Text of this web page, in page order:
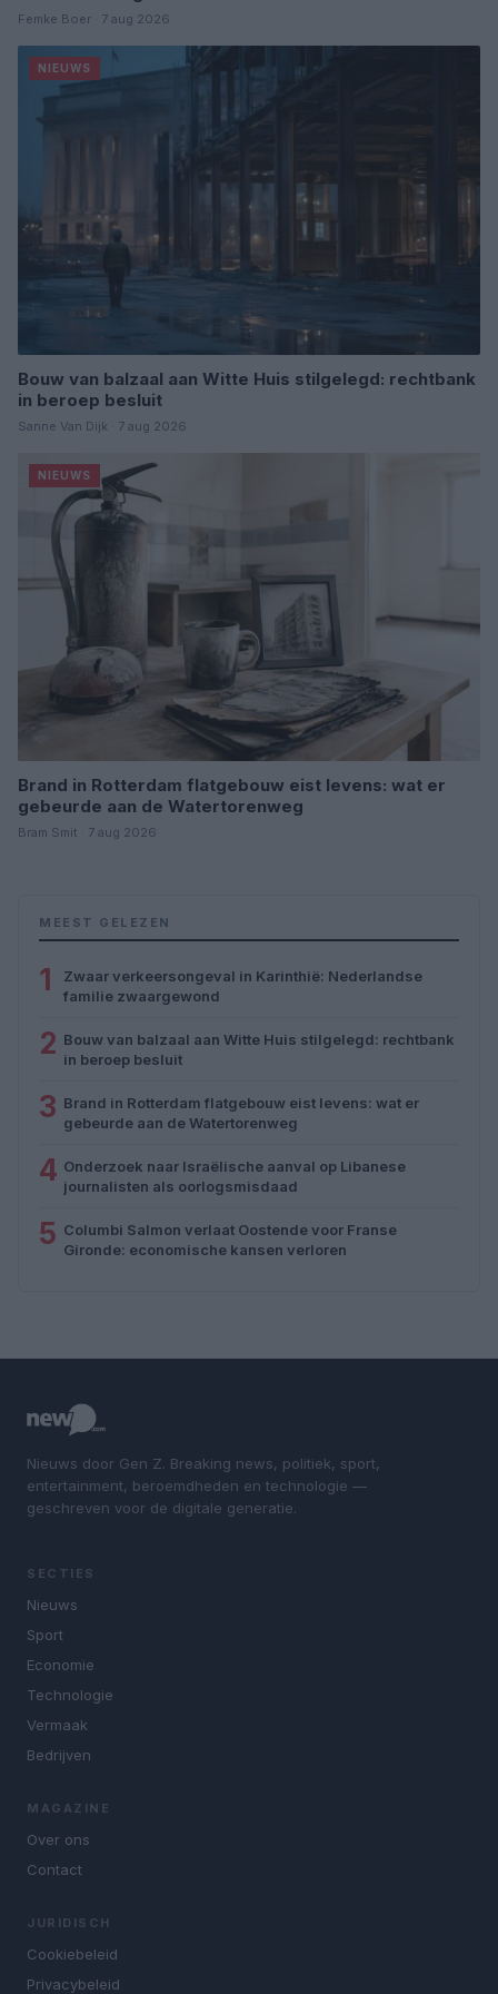
Femke Boer · 7 aug 2026
NIEUWS
Bouw van balzaal aan Witte Huis stilgelegd: rechtbank
in beroep besluit
Sanne Van Dijk · 7 aug 2026
NIEUWS
Brand in Rotterdam flatgebouw eist levens: wat er
gebeurde aan de Watertorenweg
Bram Smit · 7 aug 2026
MEEST GELEZEN
1
Zwaar verkeersongeval in Karinthië: Nederlandse
familie zwaargewond
2 Bouw van balzaal aan Witte Huis stilgelegd: rechtbank
in beroep besluit
3 Brand in Rotterdam flatgebouw eist levens: wat er
gebeurde aan de Watertorenweg
4 Onderzoek naar Israëlische aanval op Libanese
journalisten als oorlogsmisdaad
5 Columbi Salmon verlaat Oostende voor Franse
Gironde: economische kansen verloren
Nieuws door Gen Z. Breaking news, politiek, sport,
entertainment, beroemdheden en technologie —
geschreven voor de digitale generatie.
SECTIES
Nieuws
Sport
Economie
Technologie
Vermaak
Bedrijven
MAGAZINE
Over ons
Contact
JURIDISCH
Cookiebeleid
Privacybeleid